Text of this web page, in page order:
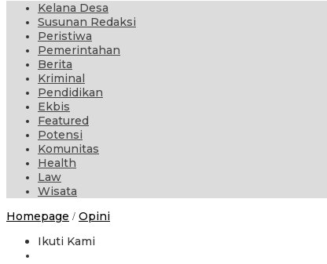
Kelana Desa
Susunan Redaksi
Peristiwa
Pemerintahan
Berita
Kriminal
Pendidikan
Ekbis
Featured
Potensi
Komunitas
Health
Law
Wisata
Homepage / OpiniMelepas
Ikuti Kami